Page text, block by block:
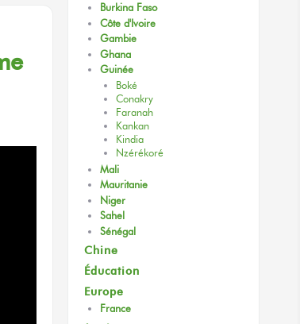
Burkina Faso
Côte d'Ivoire
Gambie
Ghana
Guinée
Boké
Conakry
Faranah
Kankan
Kindia
Nzérékoré
Mali
Mauritanie
Niger
Sahel
Sénégal
Chine
Éducation
Europe
France